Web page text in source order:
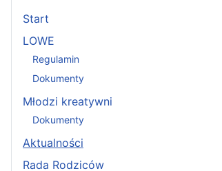
Start
LOWE
Regulamin
Dokumenty
Młodzi kreatywni
Dokumenty
Aktualności
Rada Rodziców